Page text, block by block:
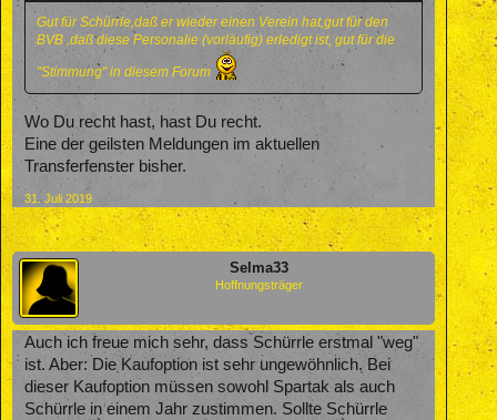
Gut für Schürrle,daß er wieder einen Verein hat,gut für den
BVB ,daß diese Personalie (vorläufig) erledigt ist, gut für die
"Stimmung" in diesem Forum
Wo Du recht hast, hast Du recht.
Eine der geilsten Meldungen im aktuellen
Transferfenster bisher.
31. Juli 2019
Selma33
Hoffnungsträger
Auch ich freue mich sehr, dass Schürrle erstmal "weg"
ist. Aber: Die Kaufoption ist sehr ungewöhnlich. Bei
dieser Kaufoption müssen sowohl Spartak als auch
Schürrle in einem Jahr zustimmen. Sollte Schürrle